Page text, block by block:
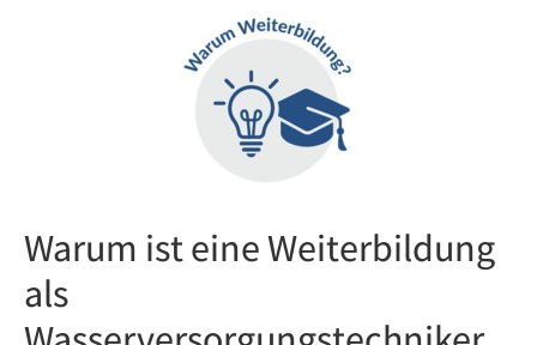
Warum ist eine Weiterbildung
als